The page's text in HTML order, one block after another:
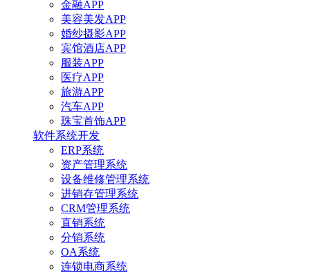
金融APP
美容美发APP
婚纱摄影APP
宾馆酒店APP
服装APP
医疗APP
旅游APP
汽车APP
珠宝首饰APP
软件系统开发
ERP系统
资产管理系统
设备维修管理系统
进销存管理系统
CRM管理系统
直销系统
分销系统
OA系统
连锁电商系统